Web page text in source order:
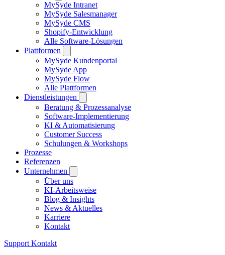
MySyde Intranet
MySyde Salesmanager
MySyde CMS
Shopify-Entwicklung
Alle Software-Lösungen
Plattformen
MySyde Kundenportal
MySyde App
MySyde Flow
Alle Plattformen
Dienstleistungen
Beratung & Prozessanalyse
Software-Implementierung
KI & Automatisierung
Customer Success
Schulungen & Workshops
Prozesse
Referenzen
Unternehmen
Über uns
KI-Arbeitsweise
Blog & Insights
News & Aktuelles
Karriere
Kontakt
Support Kontakt